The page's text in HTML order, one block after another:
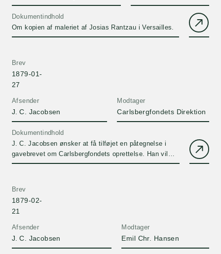
Dokumentindhold
Om kopien af maleriet af Josias Rantzau i Versailles.
Afsender
J. C. Jacobsen
Brev
1879-01-
27
Modtager
Carlsbergfondets Direktion
Dokumentindhold
J. C. Jacobsen ønsker at få tilføjet en påtegnelse i
gavebrevet om Carlsbergfondets oprettelse. Han vil
gerne frafalde kravet om, at der skal svares 2% af
Afsender
J. C. Jacobsen
Brev
1879-02-
21
Modtager
Emil Chr. Hansen